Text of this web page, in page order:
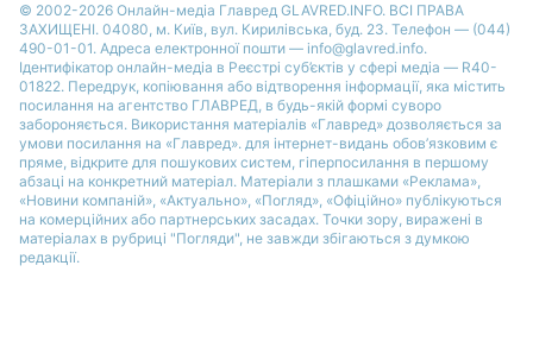
© 2002-2026 Онлайн-медіа Главред GLAVRED.INFO. ВСІ ПРАВА
ЗАХИЩЕНІ. 04080, м. Київ, вул. Кирилівська, буд. 23. Телефон — (044)
490-01-01. Адреса електронної пошти — info@glavred.info.
Ідентифікатор онлайн-медіа в Реєстрі суб’єктів у сфері медіа — R40-
01822. Передрук, копіювання або відтворення інформації, яка містить
посилання на агентство ГЛАВРЕД, в будь-якій формi суворо
забороняється. Використання матеріалів «Главред» дозволяється за
умови посилання на «Главред». для інтернет-видань обов’язковим є
пряме, відкрите для пошукових систем, гіперпосилання в першому
абзаці на конкретний матеріал. Матеріали з плашками «Реклама»,
«Новини компаній», «Актуально», «Погляд», «Офіційно» публікуються
на комерційних або партнерських засадах. Точки зору, виражені в
матеріалах в рубриці "Погляди", не завжди збігаються з думкою
редакції.